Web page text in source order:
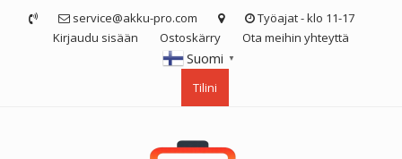
service@akku-pro.com
Työajat - klo 11-17
Kirjaudu sisään
Ostoskärry Ota meihin yhteyttä
Suomi ▼
Tilini